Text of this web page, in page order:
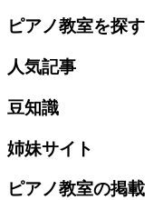
ピアノ教室を探す
人気記事
豆知識
姉妹サイト
ピアノ教室の掲載